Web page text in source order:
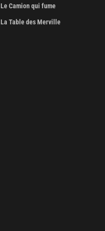
Le Camion qui fume
La Table des Merville